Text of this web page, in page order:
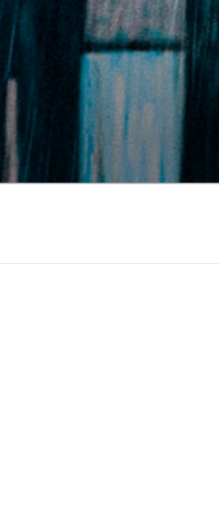
para
o
conteúdo